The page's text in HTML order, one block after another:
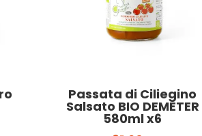
Passata di Ciliegino
Salsato BIO DEMETER
580ml x6